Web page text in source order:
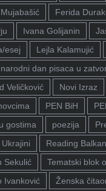
Ferida
Ivana Golijanin
esej
Lejla Kalamujić
dan pisaca u
Veličković
Novi Izraz
PEN BiH
gostima
poezija
Reading
Sekulić
Tematski blok
Ivanković
Ženska